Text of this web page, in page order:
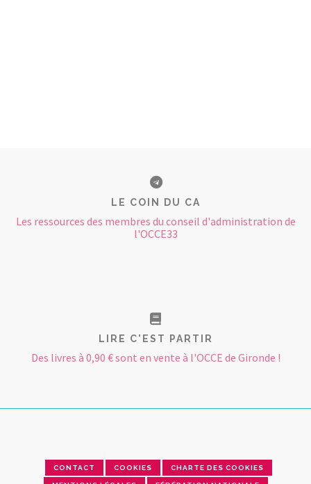
LE COIN DU CA
Les ressources des membres du conseil d'administration de
l'OCCE33
LIRE C'EST PARTIR
Des livres à 0,90 € sont en vente à l'OCCE de Gironde !
CONTACT COOKIES CHARTE DES COOKIES